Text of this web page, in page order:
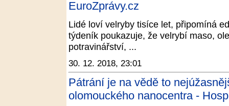
EuroZprávy.cz
Lidé loví velryby tisíce let, připomíná
týdeník poukazuje, že velrybí maso,
potravinářství, ...
30. 12. 2018, 23:01
Pátrání je na vědě to
olomouckého nanocentra -